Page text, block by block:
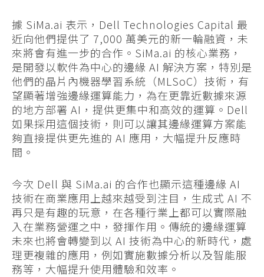
據 SiMa.ai 表示，Dell Technologies Capital 最
近向他們提供了 7,000 萬美元的新一輪融資，未
來將會有進一步的合作。SiMa.ai 的核心業務，
是開發以軟件為中心的邊緣 AI 解決方案，特別是
他們的晶片內機器學習系統（MLSoC）技術，有
望顯著增強邊緣運算能力，為在更靠近數據來源
的地方部署 AI，提供更集中和高效的運算。Dell
如果採用這個技術，則可以讓其邊緣運算方案能
夠直接提供更先進的 AI 應用，大幅提升反應時
間。
今次 Dell 與 SiMa.ai 的合作也顯示這種邊緣 AI
技術在商業應用上越來越受到注目，生成式 AI 不
再只是有趣的玩意，在各種行業上都可以實際融
入在業務營運之中，發揮作用。傳統的邊緣運算
未來也將會轉變到以 AI 技術為中心的新時代，處
理更複雜的應用，例如實施數據分析以及智能服
務等，大幅提升使用體驗和效率。